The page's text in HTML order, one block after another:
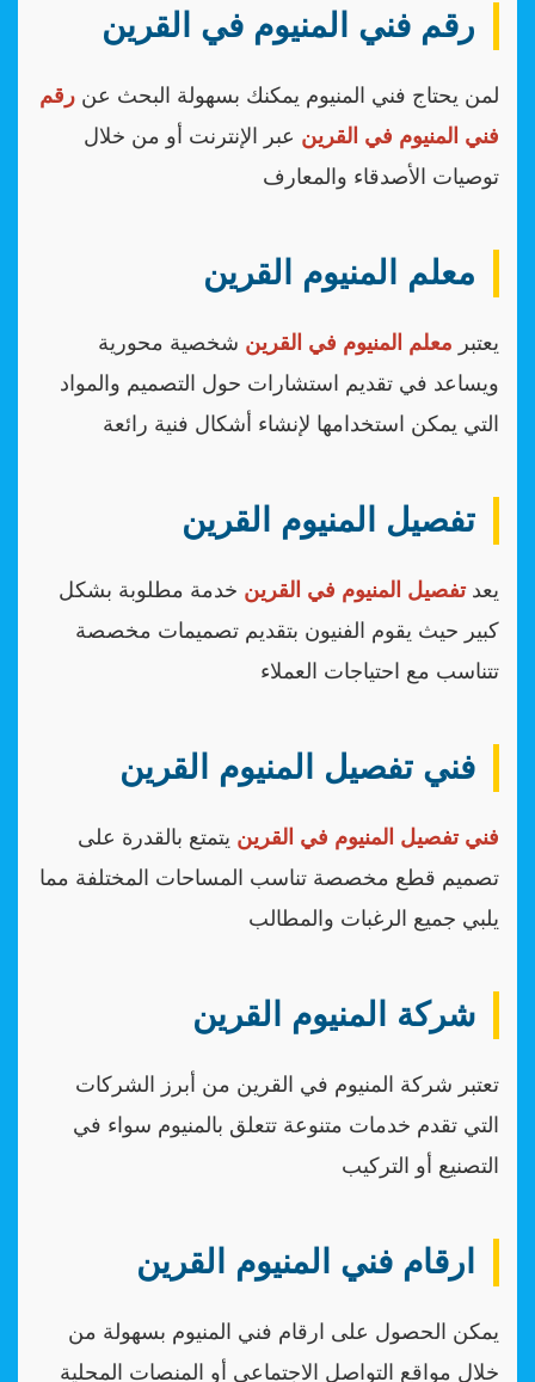
رقم فني المنيوم في القرين
لمن يحتاج فني المنيوم يمكنك بسهولة البحث عن رقم
فني المنيوم في القرين عبر الإنترنت أو من خلال
توصيات الأصدقاء والمعارف
معلم المنيوم القرين
يعتبر معلم المنيوم في القرين شخصية محورية
ويساعد في تقديم استشارات حول التصميم والمواد
التي يمكن استخدامها لإنشاء أشكال فنية رائعة
تفصيل المنيوم القرين
يعدتفصيل المنيوم في القرين خدمة مطلوبة بشكل
كبير حيث يقوم الفنيون بتقديم تصميمات مخصصة
تتناسب مع احتياجات العملاء
فني تفصيل المنيوم القرين
فني تفصيل المنيوم في القرين يتمتع بالقدرة على
تصميم قطع مخصصة تناسب المساحات المختلفة مما
يلبي جميع الرغبات والمطالب
شركة المنيوم القرين
تعتبر شركة المنيوم في القرين من أبرز الشركات
التي تقدم خدمات متنوعة تتعلق بالمنيوم سواء في
التصنيع أو التركيب
ارقام فني المنيوم القرين
يمكن الحصول على ارقام فني المنيوم بسهولة من
خلال مواقع التواصل الاجتماعي أو المنصات المحلية